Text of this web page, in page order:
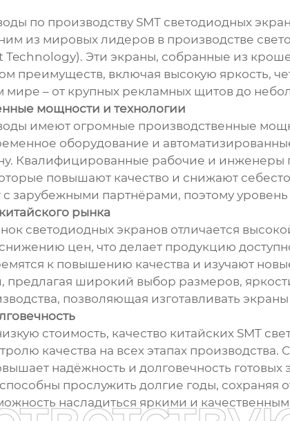
по производству SMT светодиодных
из мировых лидеров в производстве
Technology). Эти экраны, собранные из
преимуществ, включая высокую яркость,
мире – от крупных рекламных щитов до
мощности и технологии
имеют огромные производственные
оборудование и
Квалифицированные рабочие и инженеры
повышают качество и снижают
зарубежными партнёрами, поэтому
рынка
светодиодных экранов отличается
цен, что делает продукцию
к повышению качества и изучают
предлагая широкий выбор размеров,
позволяющая изготавливать
стоимость, качество китайских SMT
качества на всех этапах
надёжность и долговечность
прослужить долгие годы,
насладиться яркими и